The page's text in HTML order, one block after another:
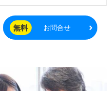
無料 お問合せ